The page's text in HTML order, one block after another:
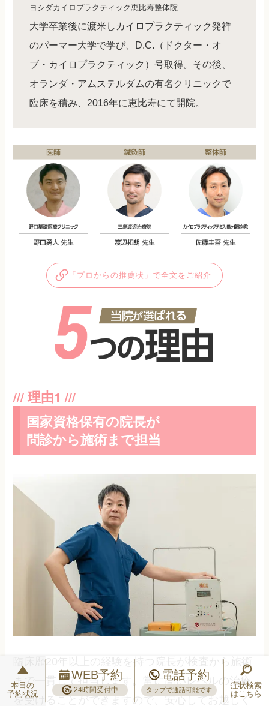
ヨシダカイロプラクティック恵比寿整体院
大学卒業後に渡米しカイロプラクティック発祥
のパーマー大学で学び、D.C.（ドクター・オ
ブ・カイロプラクティック）号取得。その後、
オランダ・アムステルダムの有名クリニックで
臨床を積み、2016年に恵比寿にて開院。
「プロからの推薦状」で全文をご紹介
国家資格保有の院長が
問診から施術まで担当
臨床歴20年以上の経験を持つ院長が検査から施術
まで一貫して担当します。常に高いレベルの治療
を受けることができますので、安心してお越しく
本日の
予約状況
WEB予約
24時間受付中
電話予約
タップで通話可能です
症状検索
はこちら